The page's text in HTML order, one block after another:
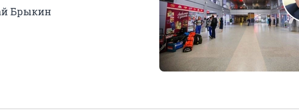
Брыкин